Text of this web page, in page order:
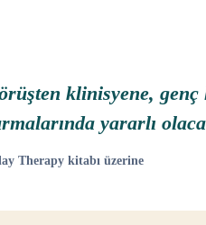
klinisyene, genç
yararlı
Therapy kitabı üzerine